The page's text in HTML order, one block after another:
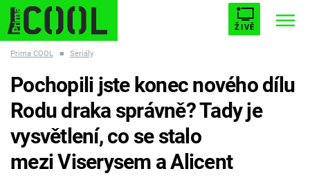
ŽIVĚ
ESCAPE PLNEJ KOTEL AVENGERS 5
Prima COOL ■ Seriály
Pochopili jste konec nového dílu
Rodu draka správně? Tady je
vysvětlení, co se stalo
mezi Viserysem a Alicent